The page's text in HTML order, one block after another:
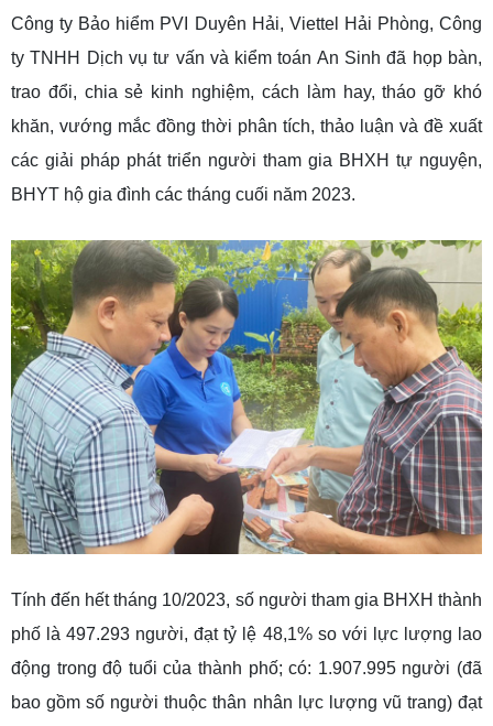
Công ty Bảo hiểm PVI Duyên Hải, Viettel Hải Phòng, Công
ty TNHH Dịch vụ tư vấn và kiểm toán An Sinh đã họp bàn,
trao đổi, chia sẻ kinh nghiệm, cách làm hay, tháo gỡ khó
khăn, vướng mắc đồng thời phân tích, thảo luận và đề xuất
các giải pháp phát triển người tham gia BHXH tự nguyện,
BHYT hộ gia đình các tháng cuối năm 2023.
Tính đến hết tháng 10/2023, số người tham gia BHXH thành
phố là 497.293 người, đạt tỷ lệ 48,1% so với lực lượng lao
động trong độ tuổi của thành phố; có: 1.907.995 người (đã
bao gồm số người thuộc thân nhân lực lượng vũ trang) đạt